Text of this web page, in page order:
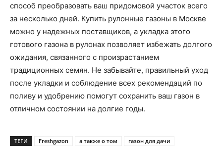
способ преобразовать ваш придомовой участок всего
за несколько дней. Купить рулонные газоны в Москве
можно у надежных поставщиков, а укладка этого
готового газона в рулонах позволяет избежать долгого
ожидания, связанного с произрастанием
традиционных семян. Не забывайте, правильный уход
после укладки и соблюдение всех рекомендаций по
поливу и удобрению помогут сохранить ваш газон в
отличном состоянии на долгие годы.
ТЕГИ Freshgazon а также о том
газон для дачи